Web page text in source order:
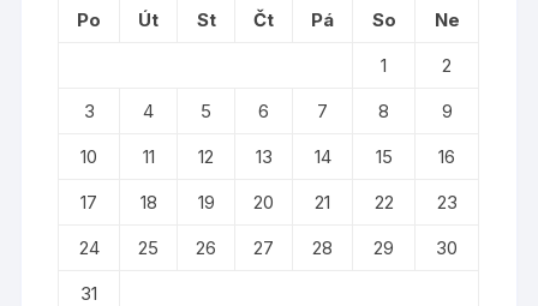
Po Út St Čt Pá So
Ne
1
2
3
4 5 6 7 8
9
10
11 12 13 14 15
16
17
18 19 20 21 22
23
24
25 26 27 28 29
30
31